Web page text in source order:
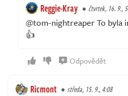
Reggie-Kray čtvrtek, 16. 9.,
@tom-nightreaper To byla
👍
Odpovědět
Ricmont středa, 15. 9., 4:08